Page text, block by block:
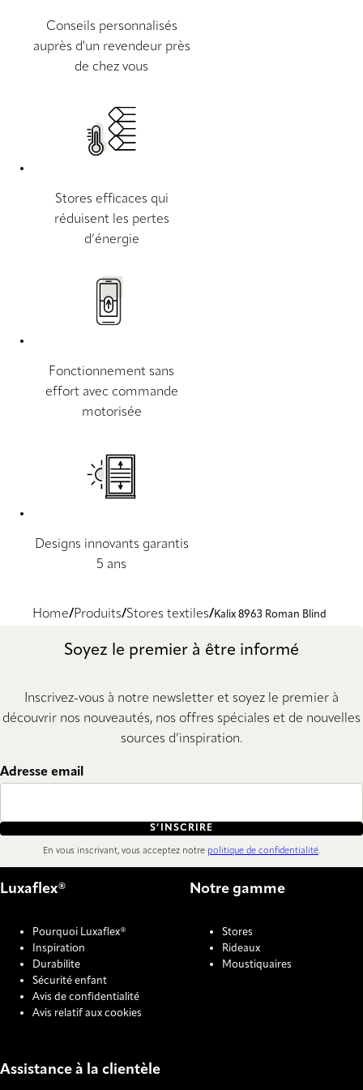
Conseils personnalisés
auprès d'un revendeur près
de chez vous
Stores efficaces qui
réduisent les pertes
d’énergie
Fonctionnement sans
effort avec commande
motorisée
Designs innovants garantis
5 ans
Home Produits Stores textiles Kalix 8963 Roman Blind
Soyez le premier à être informé
Inscrivez-vous à notre newsletter et soyez le premier à
découvrir nos nouveautés, nos offres spéciales et de nouvelles
sources d’inspiration.
Adresse email
S’INSCRIRE
En vous inscrivant, vous acceptez notre politique de confidentialité.
Luxaflex®
Pourquoi Luxaflex®
Inspiration
Durabilite
Sécurité enfant
Avis de confidentialité
Avis relatif aux cookies
Notre gamme
Stores
Rideaux
Moustiquaires
Assistance à la clientèle